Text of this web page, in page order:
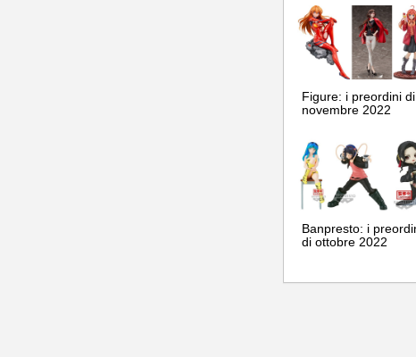
Figure: i preordini di
novembre 2022
Banpresto: i
di ottobre 2022